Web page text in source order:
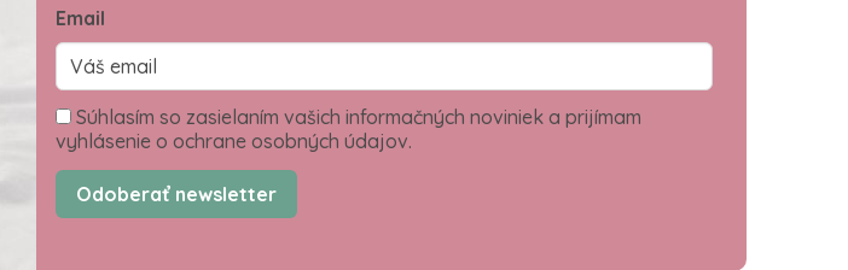
Email
Súhlasím so zasielaním vašich informačných noviniek a prijímam
vyhlásenie o ochrane osobných údajov.
Odoberať newsletter